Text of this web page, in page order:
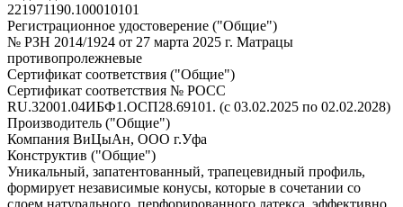
221971190.100010101
Регистрационное удостоверение ("Общие")
№ РЗН 2014/1924 от 27 марта 2025 г. Матрацы
противопролежневые
Сертификат соответствия ("Общие")
Сертификат соответствия № РОСС
RU.32001.04ИБФ1.ОСП28.69101. (с 03.02.2025 по 02.02.2028)
Производитель ("Общие")
Компания ВиЦыАн, ООО г.Уфа
Конструктив ("Общие")
Уникальный, запатентованный, трапецевидный профиль,
формирует независимые конусы, которые в сочетании со